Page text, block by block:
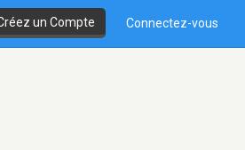
un Compte Connectez-vous